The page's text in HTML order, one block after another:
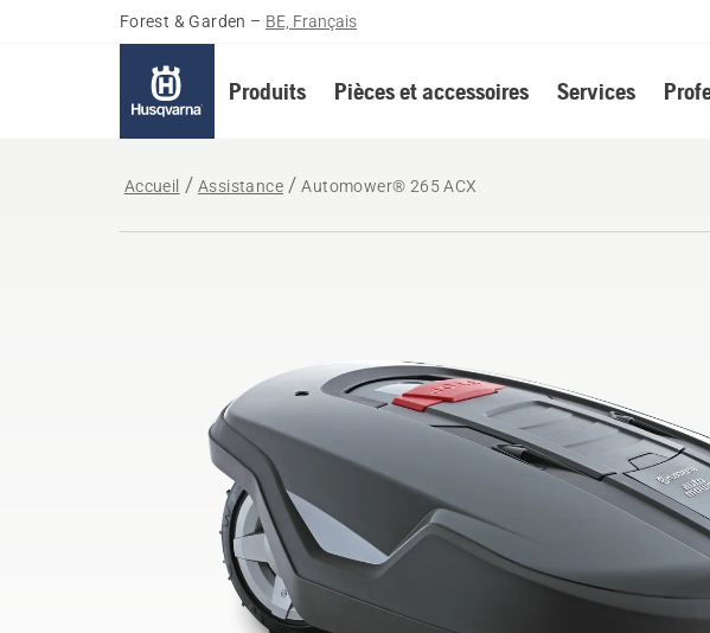
Forest & Garden – BE, Français
Produits Pièces et accessoires Services
Accueil Assistance Automower® 265 ACX